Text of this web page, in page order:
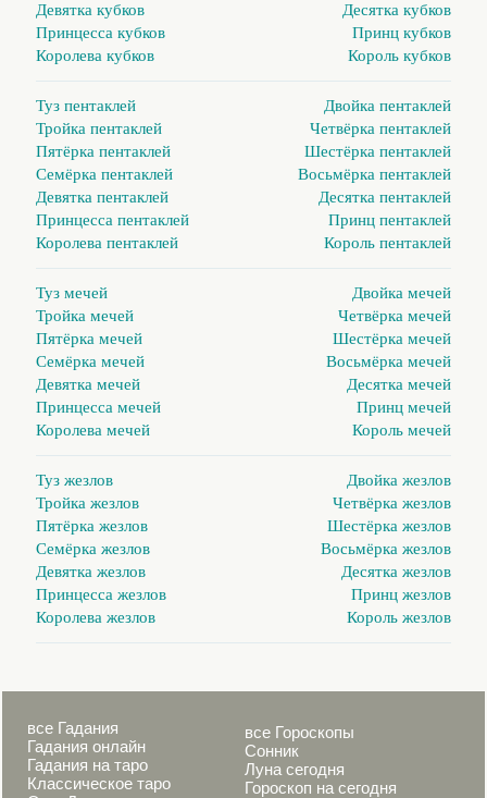
Девятка кубков
Десятка кубков
Принцесса кубков
Принц кубков
Королева кубков
Король кубков
Туз пентаклей
Двойка пентаклей
Тройка пентаклей
Четвёрка пентаклей
Пятёрка пентаклей
Шестёрка пентаклей
Семёрка пентаклей
Восьмёрка пентаклей
Девятка пентаклей
Десятка пентаклей
Принцесса пентаклей
Принц пентаклей
Королева пентаклей
Король пентаклей
Туз мечей
Двойка мечей
Тройка мечей
Четвёрка мечей
Пятёрка мечей
Шестёрка мечей
Семёрка мечей
Восьмёрка мечей
Девятка мечей
Десятка мечей
Принцесса мечей
Принц мечей
Королева мечей
Король мечей
Туз жезлов
Двойка жезлов
Тройка жезлов
Четвёрка жезлов
Пятёрка жезлов
Шестёрка жезлов
Семёрка жезлов
Восьмёрка жезлов
Девятка жезлов
Десятка жезлов
Принцесса жезлов
Принц жезлов
Королева жезлов
Король жезлов
все Гадания
Гадания онлайн
Гадания на таро
Классическое таро
все Гороскопы
Сонник
Луна сегодня
Гороскоп на сегодня